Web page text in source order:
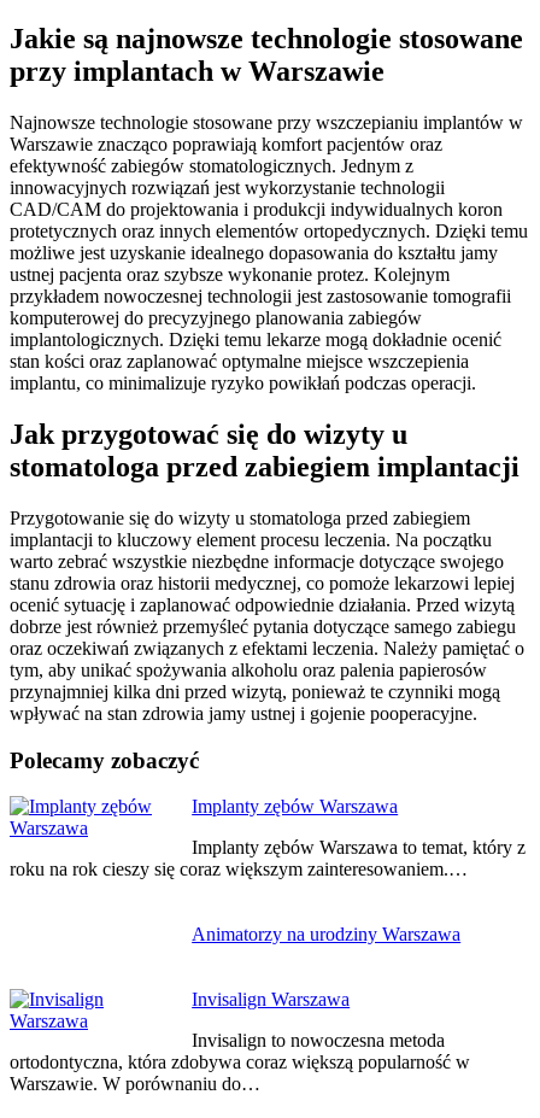
Jakie są najnowsze technologie stosowane
przy implantach w Warszawie
Najnowsze technologie stosowane przy wszczepianiu implantów w
Warszawie znacząco poprawiają komfort pacjentów oraz
efektywność zabiegów stomatologicznych. Jednym z
innowacyjnych rozwiązań jest wykorzystanie technologii
CAD/CAM do projektowania i produkcji indywidualnych koron
protetycznych oraz innych elementów ortopedycznych. Dzięki temu
możliwe jest uzyskanie idealnego dopasowania do kształtu jamy
ustnej pacjenta oraz szybsze wykonanie protez. Kolejnym
przykładem nowoczesnej technologii jest zastosowanie tomografii
komputerowej do precyzyjnego planowania zabiegów
implantologicznych. Dzięki temu lekarze mogą dokładnie ocenić
stan kości oraz zaplanować optymalne miejsce wszczepienia
implantu, co minimalizuje ryzyko powikłań podczas operacji.
Jak przygotować się do wizyty u
stomatologa przed zabiegiem implantacji
Przygotowanie się do wizyty u stomatologa przed zabiegiem
implantacji to kluczowy element procesu leczenia. Na początku
warto zebrać wszystkie niezbędne informacje dotyczące swojego
stanu zdrowia oraz historii medycznej, co pomoże lekarzowi lepiej
ocenić sytuację i zaplanować odpowiednie działania. Przed wizytą
dobrze jest również przemyśleć pytania dotyczące samego zabiegu
oraz oczekiwań związanych z efektami leczenia. Należy pamiętać o
tym, aby unikać spożywania alkoholu oraz palenia papierosów
przynajmniej kilka dni przed wizytą, ponieważ te czynniki mogą
wpływać na stan zdrowia jamy ustnej i gojenie pooperacyjne.
Polecamy zobaczyć
Implanty zębów Warszawa
Implanty zębów Warszawa to temat, który z
roku na rok cieszy się coraz większym zainteresowaniem.…
Animatorzy na urodziny Warszawa
Invisalign Warszawa
Invisalign to nowoczesna metoda
ortodontyczna, która zdobywa coraz większą popularność w
Warszawie. W porównaniu do…
Nawigacja
wpisu